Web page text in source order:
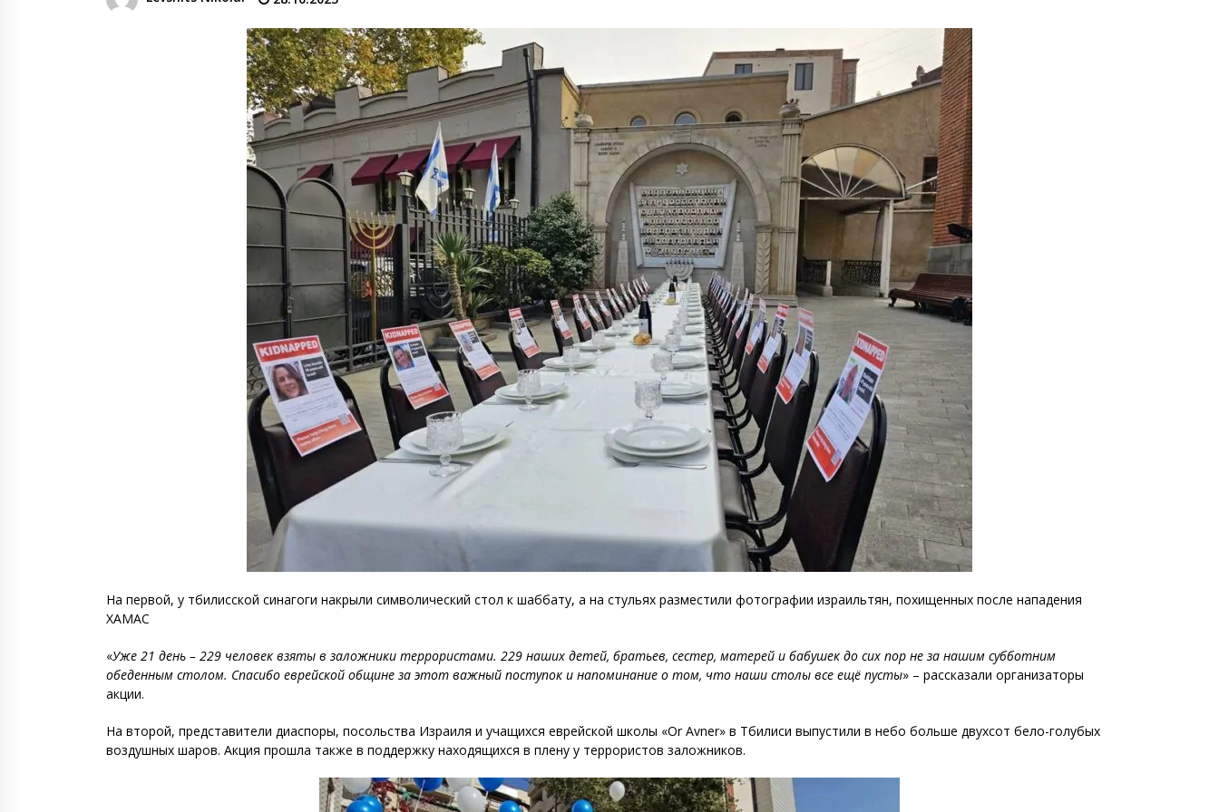
денежных переводов из
Грузию за одну неделю
увеличился на 64%
02.08.2026
кинотеатральный дайджест
Грузии
маршрутом и нарушают правила
02.08.2026
Российские СМИ и паблики
намеренно разгоняют тему
плохих отношений между
грузинами и русскими
02.08.2026
Самые популярные имена и
распространённые фамилии в
Грузии
02.08.2026
Юные звезды соцсетей Ана-
Мария и Ева Бутиашвили: как
вырасти за год до полумиллиона
подписчиков.
01.08.2026
Любовь или продуманная акция
—сюжет Данилы и Ануки набрал
более 10 миллионов просмотров
за несколько дней
01.08.2026
Сеть OnePrice полностью ушла с
рынка и прекратила свою
деятельность в Грузии, на её
место пришла “Ambari”
01.08.2026
Где покупать книги на русском
языке в Тбилиси — подборка
магазинов
01.08.2026
На первой, у тбилисской синагоги накрыли символический стол к шаббату, а на стульях разместили фотографии израильтян, похищенных после нападения
ХАМАС
«Уже 21 день – 229 человек взяты в заложники террористами. 229 наших детей, братьев, сестер, матерей и бабушек до сих пор не за нашим субботним
обеденным столом. Спасибо еврейской общине за этот важный поступок и напоминание о том, что наши столы все ещё пусты» – рассказали организаторы
акции.
На второй, представители диаспоры, посольства Израиля и учащихся еврейской школы «Or Avner» в Тбилиси выпустили в небо больше двухсот бело-голубых
воздушных шаров. Акция прошла также в поддержку находящихся в плену у террористов заложников.